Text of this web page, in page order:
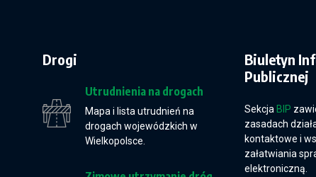
Drogi
Utrudnienia na drogach
Mapa i lista utrudnień na
drogach wojewódzkich w
Wielkopolsce.
Biuletyn
Publicznej
Sekcja BIP
zasadach
kontaktowe i
załatwiania
elektroniczną.